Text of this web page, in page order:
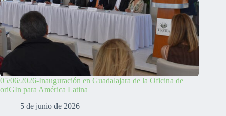
05/06/2026-Inauguración en Guadalajara de la Oficina de
oriGIn para América Latina
5 de junio de 2026